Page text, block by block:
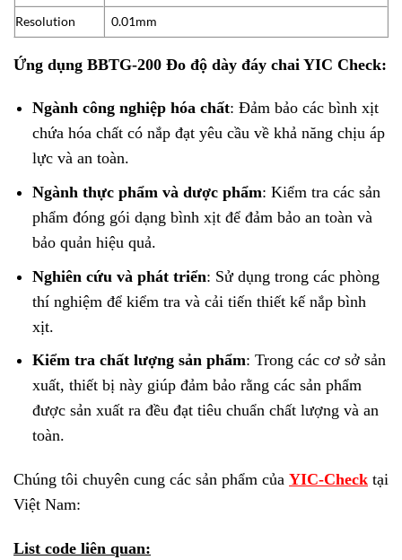
Resolution 0.01mm
Ứng dụng BBTG-200 Đo độ dày đáy chai YIC Check:
Ngành công nghiệp hóa chất: Đảm bảo các bình xịt
chứa hóa chất có nắp đạt yêu cầu về khả năng chịu áp
lực và an toàn.
Ngành thực phẩm và dược phẩm: Kiểm tra các sản
phẩm đóng gói dạng bình xịt để đảm bảo an toàn và
bảo quản hiệu quả.
Nghiên cứu và phát triển: Sử dụng trong các phòng
thí nghiệm để kiểm tra và cải tiến thiết kế nắp bình
xịt.
Kiểm tra chất lượng sản phẩm: Trong các cơ sở sản
xuất, thiết bị này giúp đảm bảo rằng các sản phẩm
được sản xuất ra đều đạt tiêu chuẩn chất lượng và an
toàn.
Chúng tôi chuyên cung các sản phẩm của YIC-Check tại
Việt Nam:
List code liên quan: